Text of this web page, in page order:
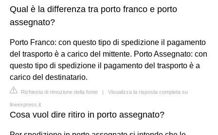
Qual è la differenza tra porto franco e porto
assegnato?
Porto Franco​: con questo tipo di spedizione il pagamento
del trasporto è a carico del mittente. Porto Assegnato​: con
questo tipo di spedizione il pagamento del trasporto è a
carico del destinatario.
Richiesta di rimozione della fonte | Visualizza la risposta completa su
lineexpress.it
Cosa vuol dire ritiro in porto assegnato?